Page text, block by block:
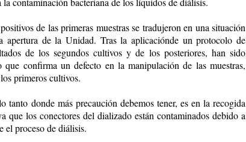
de las primeras muestras se tradujeron en una situación
apertura de la Unidad. Tras la aplicaciónde un protocolo de
de los segundos cultivos y de los posteriores, han sido
confirma un defecto en la manipulación de las muestras,
primeros cultivos.
donde más precaución debemos tener, es en la recogida
que los conectores del dializado están contaminados debido a
el proceso de diálisis.